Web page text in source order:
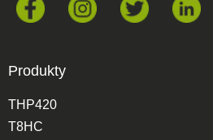
Produkty
THP420
T8HC